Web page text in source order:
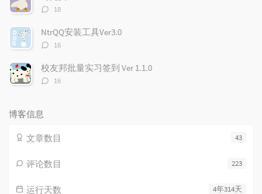
评
数：
18
NtrQQ安装工具Ver3.0
评
数：
16
校友邦批量实习签到 Ver 1.1.0
评
16
博客信息
43
文章数目
223
评论数目
4年314天
运行天数